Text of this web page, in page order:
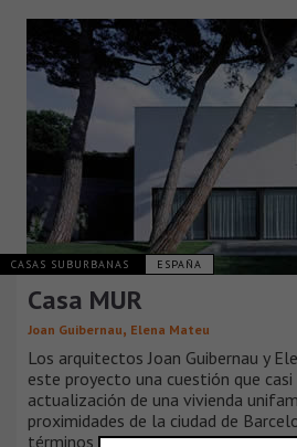
CASAS SUBURBANAS ESPAÑA
Casa MUR
Joan Guibernau, Elena Mateu
Los arquitectos Joan Guibernau y
este proyecto una cuestión que
actualización de una vivienda
proximidades de la ciudad de
términos, de programa, de